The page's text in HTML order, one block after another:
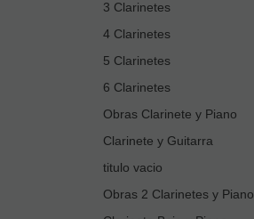
3 Clarinetes
4 Clarinetes
5 Clarinetes
6 Clarinetes
Obras Clarinete y Piano
Clarinete y Guitarra
titulo vacio
Obras 2 Clarinetes y Piano